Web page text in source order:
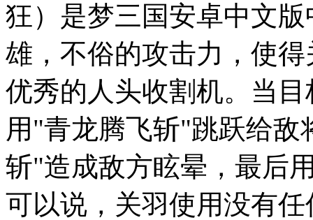
狂）是梦三国安卓中文
雄，不俗的攻击力，使
优秀的人头收割机。当
用"青龙腾飞斩"跳跃给
斩"造成敌方眩晕，最后
可以说，关羽使用没有